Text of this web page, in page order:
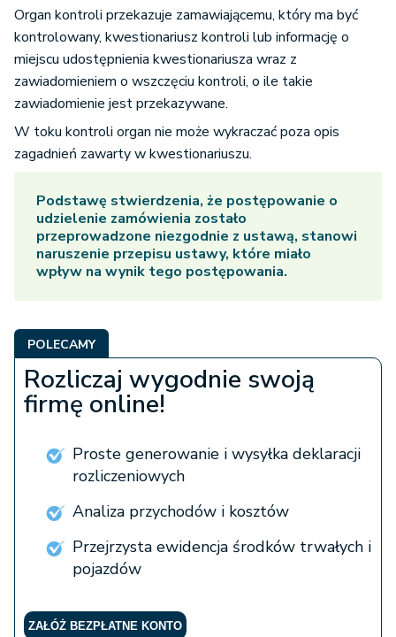
Organ kontroli przekazuje zamawiającemu, który ma być
kontrolowany, kwestionariusz kontroli lub informację o
miejscu udostępnienia kwestionariusza wraz z
zawiadomieniem o wszczęciu kontroli, o ile takie
zawiadomienie jest przekazywane.
W toku kontroli organ nie może wykraczać poza opis
zagadnień zawarty w kwestionariuszu.
Podstawę stwierdzenia, że postępowanie o
udzielenie zamówienia zostało
przeprowadzone niezgodnie z ustawą, stanowi
naruszenie przepisu ustawy, które miało
wpływ na wynik tego postępowania.
POLECAMY
Rozliczaj wygodnie swoją
firmę online!
Proste generowanie i wysyłka deklaracji
rozliczeniowych
Analiza przychodów i kosztów
Przejrzysta ewidencja środków trwałych i
pojazdów
ZAŁÓŻ BEZPŁATNE KONTO